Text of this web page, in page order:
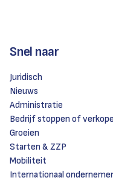
Snel naar
Juridisch
Nieuws
Administratie
Bedrijf stoppen of
Groeien
Starten & ZZP
Mobiliteit
Internationaal